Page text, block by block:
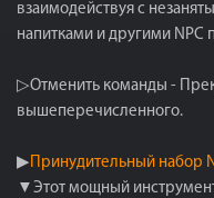
взаимодействуя с
напитками и другими NPC
▷Отменить команды -
вышеперечисленного.
▶Принудительный набор
▼Этот мощный инструмент